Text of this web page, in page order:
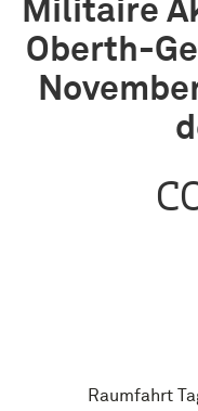
Militaire
Oberth-
Raumfahrt